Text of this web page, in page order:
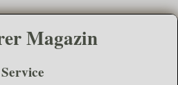
Magazin
Service